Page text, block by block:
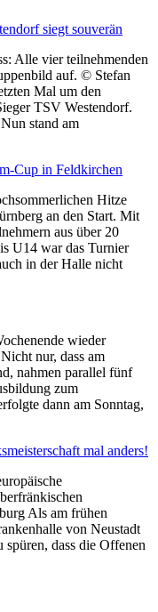
siegt souverän
Alle vier teilnehmenden
auf. © Stefan
Mal um den
TSV Westendorf.
stand am
Cup in Feldkirchen
Hitze
an den Start. Mit
aus über 20
U14 war das Turnier
in der Halle nicht
wieder
nur, dass am
nahmen parallel fünf
zum
dann am Sonntag,
mal anders!
Als am frühen
von Neustadt
dass die Offenen